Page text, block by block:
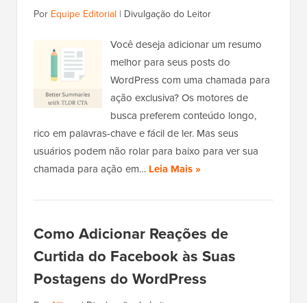
Por Equipe Editorial | Divulgação do Leitor
Você deseja adicionar um resumo
melhor para seus posts do
WordPress com uma chamada para
ação exclusiva? Os motores de
busca preferem conteúdo longo,
rico em palavras-chave e fácil de ler. Mas seus
usuários podem não rolar para baixo para ver sua
chamada para ação em… Leia Mais »
Como Adicionar Reações de
Curtida do Facebook às Suas
Postagens do WordPress